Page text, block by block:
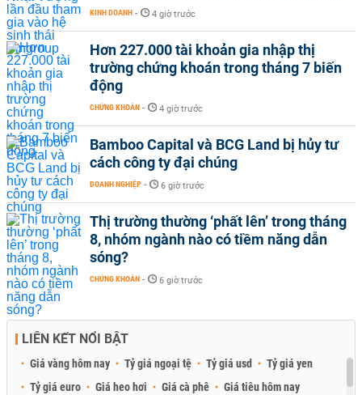
KINH DOANH - 4 giờ trước
Hơn 227.000 tài khoản gia nhập thị
trường chứng khoán trong tháng 7 biến
động
CHỨNG KHOÁN - 4 giờ trước
Bamboo Capital và BCG Land bị hủy tư
cách công ty đại chúng
DOANH NGHIỆP - 6 giờ trước
Thị trường thường ‘phất lên’ trong tháng
8, nhóm ngành nào có tiềm năng dẫn
sóng?
CHỨNG KHOÁN - 6 giờ trước
LIÊN KẾT NỔI BẬT
Giá vàng hôm nay Tỷ giá ngoại tệ Tỷ giá usd
Tỷ giá yen
Tỷ giá euro
Giá heo hơi Giá cà phê Giá tiêu hôm nay